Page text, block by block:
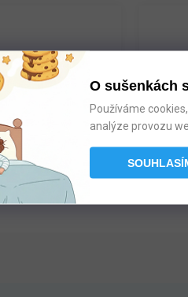
O sušenkách
Používáme
analýze provozu
Přispíváme k